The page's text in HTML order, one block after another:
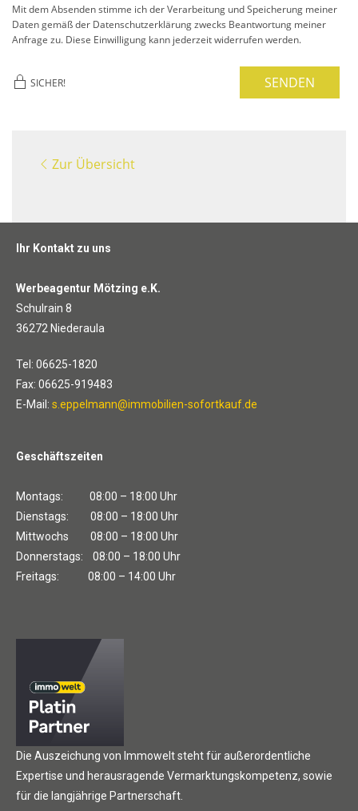
Mit dem Absenden stimme ich der Verarbeitung und Speicherung meiner
Daten gemäß der Datenschutzerklärung zwecks Beantwortung meiner
Anfrage zu. Diese Einwilligung kann jederzeit widerrufen werden.
SICHER! SENDEN
Zur Übersicht
Ihr Kontakt zu uns
Werbeagentur Mötzing e.K.
Schulrain 8
36272 Niederaula
Tel: 06625-1820
Fax: 06625-919483
E-Mail: s.eppelmann@immobilien-sofortkauf.de
Geschäftszeiten
Montags: 08:00 – 18:00 Uhr
Dienstags: 08:00 – 18:00 Uhr
Mittwochs 08:00 – 18:00 Uhr
Donnerstags: 08:00 – 18:00 Uhr
Freitags: 08:00 – 14:00 Uhr
Die Auszeichung von Immowelt steht für außerordentliche
Expertise und herausragende Vermarktungskompetenz, sowie
für die langjährige Partnerschaft.